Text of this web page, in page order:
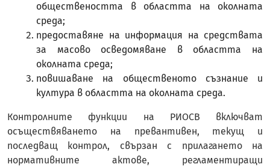
обществеността в областта на околната
среда;
предоставяне на информация на средствата
за масово осведомяване в областта на
околната среда;
повишаване на общественото съзнание и
култура в областта на околната среда.
Контролните функции на РИОСВ включват
осъществяването на превантивен, текущ и
последващ контрол, свързан с прилагането на
нормативните актове, регламентиращи